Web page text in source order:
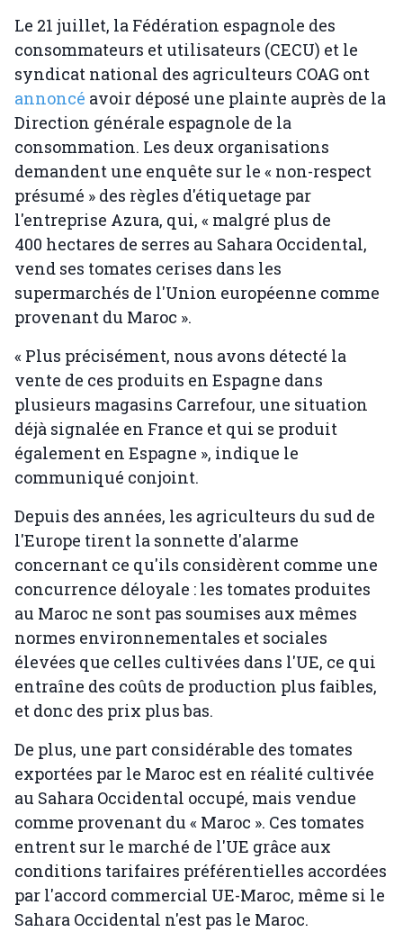
Le 21 juillet, la Fédération espagnole des
consommateurs et utilisateurs (CECU) et le
syndicat national des agriculteurs COAG ont
annoncé avoir déposé une plainte auprès de la
Direction générale espagnole de la
consommation. Les deux organisations
demandent une enquête sur le « non-respect
présumé » des règles d'étiquetage par
l'entreprise Azura, qui, « malgré plus de
400 hectares de serres au Sahara Occidental,
vend ses tomates cerises dans les
supermarchés de l'Union européenne comme
provenant du Maroc ».
« Plus précisément, nous avons détecté la
vente de ces produits en Espagne dans
plusieurs magasins Carrefour, une situation
déjà signalée en France et qui se produit
également en Espagne », indique le
communiqué conjoint.
Depuis des années, les agriculteurs du sud de
l'Europe tirent la sonnette d'alarme
concernant ce qu'ils considèrent comme une
concurrence déloyale : les tomates produites
au Maroc ne sont pas soumises aux mêmes
normes environnementales et sociales
élevées que celles cultivées dans l'UE, ce qui
entraîne des coûts de production plus faibles,
et donc des prix plus bas.
De plus, une part considérable des tomates
exportées par le Maroc est en réalité cultivée
au Sahara Occidental occupé, mais vendue
comme provenant du « Maroc ». Ces tomates
entrent sur le marché de l'UE grâce aux
conditions tarifaires préférentielles accordées
par l'accord commercial UE-Maroc, même si le
Sahara Occidental n'est pas le Maroc.